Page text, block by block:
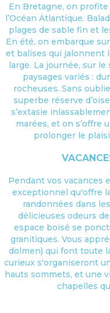
En Bretagne, on
l’Océan Atlantique.
plages de sable fin et
En été, on embarque
et balises qui jalonnent
large. La journée, sur
paysages variés :
rocheuses. Sans
superbe réserve
s’extasie
marées, et on s’offre
prolonger le
Pendant vos vacances
exceptionnel qu'offre
randonnées dans
délicieuses odeurs
espace boisé se
granitiques. Vous
dolmen) qui font toute
curieux s'organiseront
hauts sommets, et une
chapelles